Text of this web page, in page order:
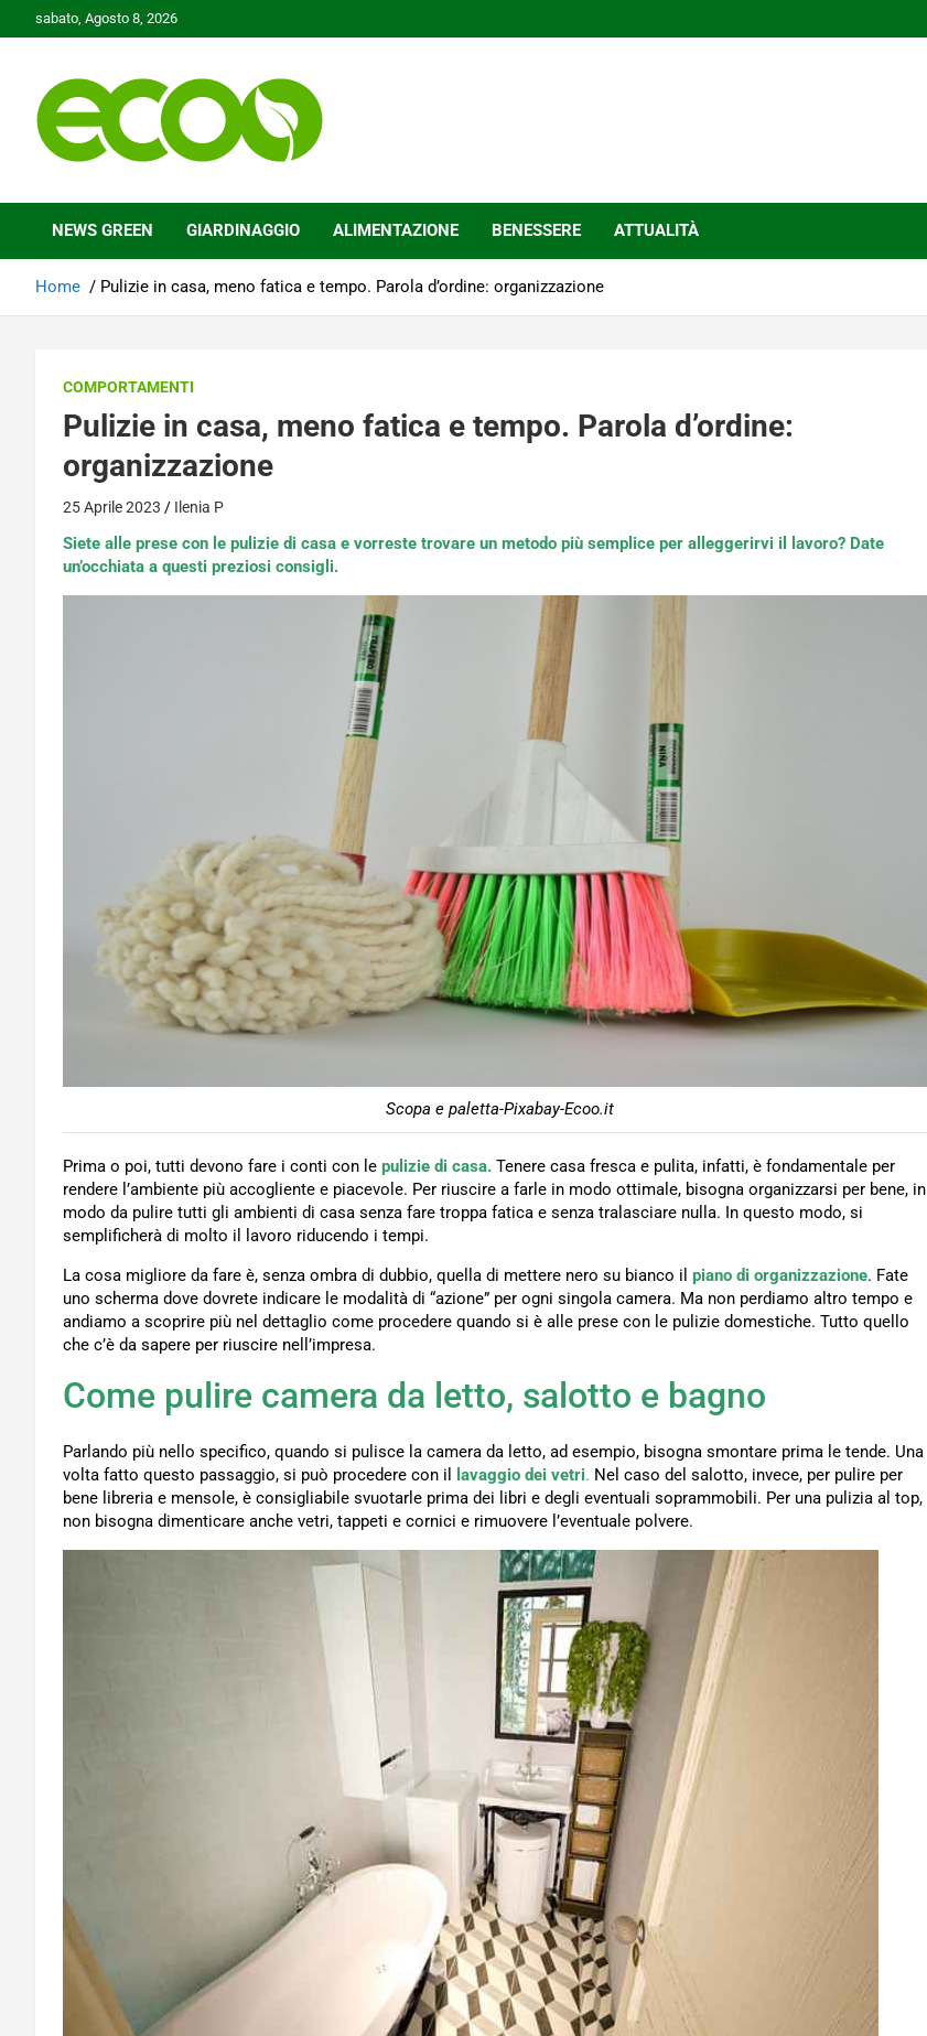
to
sabato, Agosto 8, 2026
Ecoo.it
NEWS GREEN GIARDINAGGIO ALIMENTAZIONE BENESSERE ATTUALITÀ
Home Pulizie in casa, meno fatica e tempo. Parola d’ordine: organizzazione
COMPORTAMENTI
Pulizie in casa, meno fatica e tempo. Parola d’ordine:
organizzazione
25 Aprile 2023 Ilenia P
Siete alle prese con le pulizie di casa e vorreste trovare un metodo più semplice per alleggerirvi il lavoro? Date
un’occhiata a questi preziosi consigli.
Scopa e paletta-Pixabay-Ecoo.it
Prima o poi, tutti devono fare i conti con le pulizie di casa. Tenere casa fresca e pulita, infatti, è fondamentale per
rendere l’ambiente più accogliente e piacevole. Per riuscire a farle in modo ottimale, bisogna organizzarsi per bene, in
modo da pulire tutti gli ambienti di casa senza fare troppa fatica e senza tralasciare nulla. In questo modo, si
semplificherà di molto il lavoro riducendo i tempi.
La cosa migliore da fare è, senza ombra di dubbio, quella di mettere nero su bianco il piano di organizzazione. Fate
uno scherma dove dovrete indicare le modalità di “azione” per ogni singola camera. Ma non perdiamo altro tempo e
andiamo a scoprire più nel dettaglio come procedere quando si è alle prese con le pulizie domestiche. Tutto quello
che c’è da sapere per riuscire nell’impresa.
Come pulire camera da letto, salotto e bagno
Parlando più nello specifico, quando si pulisce la camera da letto, ad esempio, bisogna smontare prima le tende. Una
volta fatto questo passaggio, si può procedere con il
lavaggio dei vetri. Nel caso del salotto, invece, per pulire per
bene libreria e mensole, è consigliabile svuotarle prima dei libri e degli eventuali soprammobili. Per una pulizia al top,
non bisogna dimenticare anche vetri, tappeti e cornici e rimuovere l’eventuale polvere.